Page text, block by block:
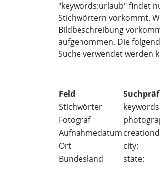
"keywords:urlaub" findet
Stichwörtern vorkommt.
Bildbeschreibung
aufgenommen. Die
Suche verwendet werden
Feld
Stichwörter
keywords:
Fotograf
Aufnahmedatum
Ort
city:
Bundesland
state: